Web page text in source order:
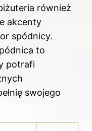
również
akcenty
spódnicy.
to
potrafi
swojego